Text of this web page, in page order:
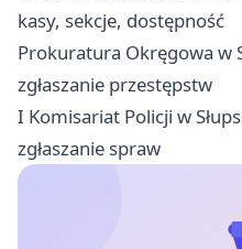
kasy, sekcje, dostępność
Prokuratura Okręgowa w
zgłaszanie przestępstw
I Komisariat Policji w
zgłaszanie spraw